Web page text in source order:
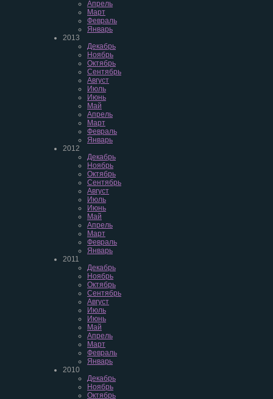
Апрель
Март
Февраль
Январь
2013
Декабрь
Ноябрь
Октябрь
Сентябрь
Август
Июль
Июнь
Май
Апрель
Март
Февраль
Январь
2012
Декабрь
Ноябрь
Октябрь
Сентябрь
Август
Июль
Июнь
Май
Апрель
Март
Февраль
Январь
2011
Декабрь
Ноябрь
Октябрь
Сентябрь
Август
Июль
Июнь
Май
Апрель
Март
Февраль
Январь
2010
Декабрь
Ноябрь
Октябрь